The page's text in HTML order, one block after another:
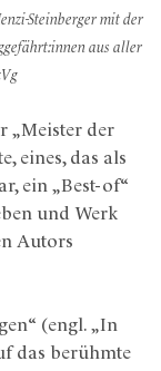
Steinberger mit der
aus aller
„Meister der
eines, das als
ein „Best-of“
und Werk
Autors
(engl. „In
das berühmte